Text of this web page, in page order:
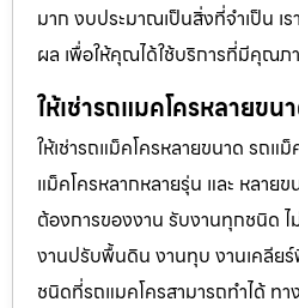
มาก งบประมาณเป็นสิ่งที่จำเป็น เ
ผล เพื่อให้คุณได้ใช้บริการที่มีคุณภ
ให้เช่ารถแมคโครหลายขน
ให้เช่ารถแม็คโครหลายขนาด รถแม็
แม็คโครหลากหลายรุ่น และ หลาย
ต้องการของงาน รับงานทุกชนิด ไ
งานปรับพื้นดิน งานทุบ งานเคลีย
ชนิดที่รถแมคโครสามารถทำได้ ท